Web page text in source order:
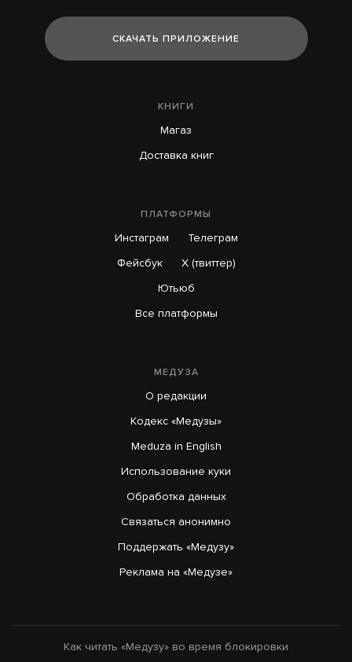
СКАЧАТЬ ПРИЛОЖЕНИЕ
КНИГИ
Магаз
Доставка книг
ПЛАТФОРМЫ
Инстаграм
Телеграм
Фейсбук
X (твиттер)
Ютьюб
Все платформы
МЕДУЗА
О редакции
Кодекс «Медузы»
Meduza in English
Использование куки
Обработка данных
Связаться анонимно
Поддержать «Медузу»
Реклама на «Медузе»
Как читать «Медузу» во время блокировки